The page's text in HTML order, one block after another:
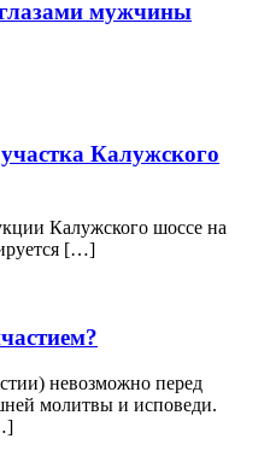
мужчины
Калужского
Калужского шоссе на
[…]
невозможно перед
молитвы и исповеди.